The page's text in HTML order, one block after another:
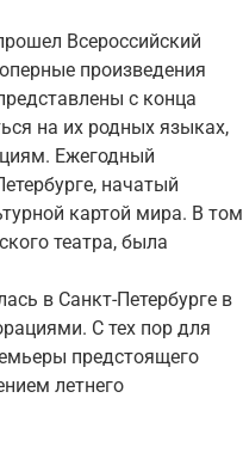
Всероссийский
произведения
с конца
на их родных языках,
Ежегодный
начатый
картой мира. В том
театра, была
в Санкт-Петербурге в
С тех пор для
предстоящего
летнего